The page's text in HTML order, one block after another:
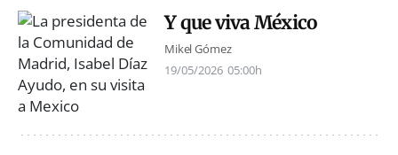
Y que viva México
Mikel Gómez
19/05/2026 05:00h